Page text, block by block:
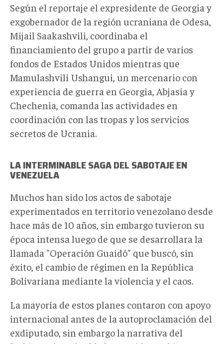
Según el reportaje el expresidente de Georgia y
exgobernador de la región ucraniana de Odesa,
Mijail Saakashvili, coordinaba el
financiamiento del grupo a partir de varios
fondos de Estados Unidos mientras que
Mamulashvili Ushangui, un mercenario con
experiencia de guerra en Georgia, Abjasia y
Chechenia, comanda las actividades en
coordinación con las tropas y los servicios
secretos de Ucrania.
LA INTERMINABLE SAGA DEL SABOTAJE EN
VENEZUELA
Muchos han sido los actos de sabotaje
experimentados en territorio venezolano desde
hace más de 10 años, sin embargo tuvieron su
época intensa luego de que se desarrollara la
llamada "Operación Guaidó" que buscó, sin
éxito, el cambio de régimen en la República
Bolivariana mediante la violencia y el caos.
La mayoría de estos planes contaron con apoyo
internacional antes de la autoproclamación del
exdiputado, sin embargo la narrativa del